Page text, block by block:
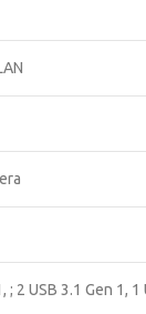
; 2 USB 3.1 Gen 1, 1